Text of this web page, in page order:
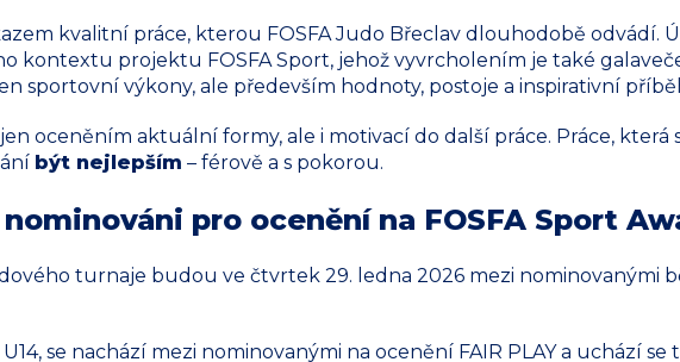
kvalitní práce, kterou FOSFA Judo Břeclav dlouhodobě odvádí.
kontextu projektu FOSFA Sport, jehož vyvrcholením je také
sportovní výkony, ale především hodnoty, postoje a inspirativní
oceněním aktuální formy, ale i motivací do další práce. Práce, která
být nejlepším – férově a s pokorou.
pro ocenění na FOSFA Sport
turnaje budou ve čtvrtek 29. ledna 2026 mezi nominovanými
se nachází mezi nominovanými na ocenění FAIR PLAY a uchází se